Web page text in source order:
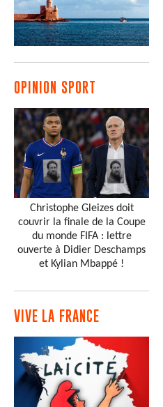
OPINION SPORT
Christophe Gleizes doit
couvrir la finale de la Coupe
du monde FIFA : lettre
ouverte à Didier Deschamps
et Kylian Mbappé !
VIVE LA FRANCE